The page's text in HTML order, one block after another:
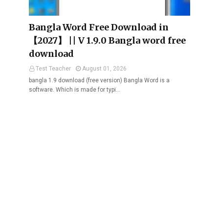
Bangla Word Free Download in
【2027】 || V 1.9.0 Bangla word free
download
Test Teacher
August 01, 2026
bangla 1.9 download (free version) Bangla Word is a
software. Which is made for typi…